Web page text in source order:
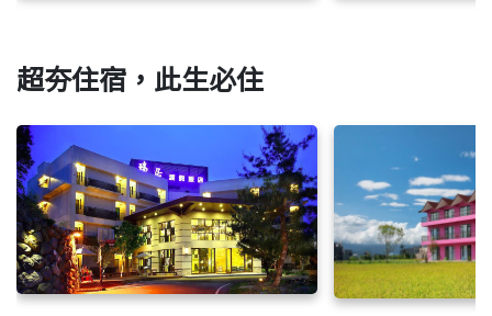
超夯住宿，此生必住